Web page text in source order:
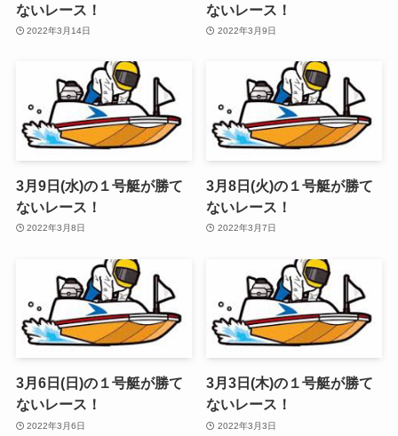
ないレース！
2022年3月14日
ないレース！
2022年3月9日
3月9日(水)の１号艇が勝て
ないレース！
2022年3月8日
3月8日(火)の１号艇が勝て
ないレース！
2022年3月7日
3月6日(日)の１号艇が勝て
ないレース！
2022年3月6日
3月3日(木)の１号艇が勝て
ないレース！
2022年3月3日